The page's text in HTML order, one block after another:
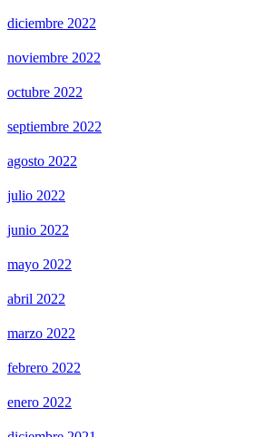
diciembre 2022
noviembre 2022
octubre 2022
septiembre 2022
agosto 2022
julio 2022
junio 2022
mayo 2022
abril 2022
marzo 2022
febrero 2022
enero 2022